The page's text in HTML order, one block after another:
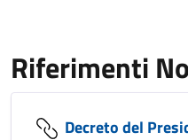
Riferimenti
Decreto del